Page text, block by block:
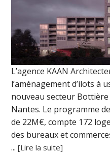
L’agence KAAN
l’aménagement d’ilots à
nouveau secteur
Nantes. Le programme
de 22M€, compte 172
des bureaux et
...[Lire la suite]